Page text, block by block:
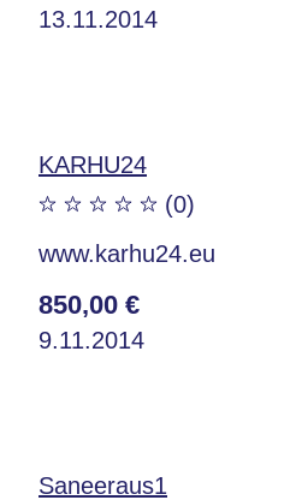
13.11.2014
KARHU24
(0)
www.karhu24.eu
850,00 €
9.11.2014
Saneeraus1